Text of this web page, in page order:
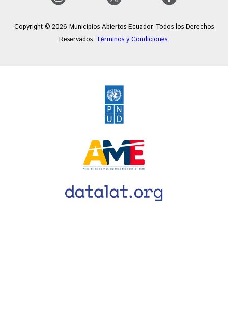
Copyright © 2026 Municipios Abiertos Ecuador. Todos los Derechos
Reservados. Términos y Condiciones.